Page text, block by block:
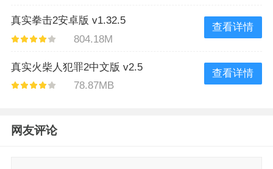
真实拳击2安卓版 v1.32.5
804.18M
查看详情
真实火柴人犯罪2中文版 v2.5
78.87MB
查看详情
网友评论